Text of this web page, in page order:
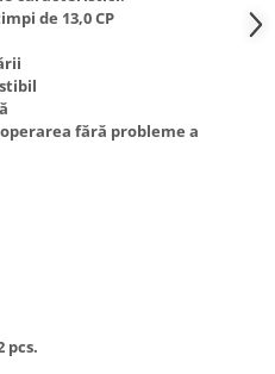
de 13,0 CP
fără probleme a
pcs.